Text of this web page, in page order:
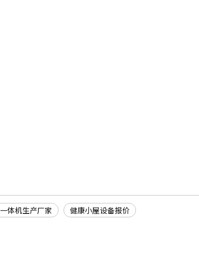
体机生产厂家 健康小屋设备报价